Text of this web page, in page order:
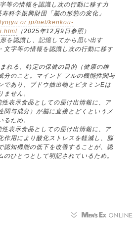
等の情報を認識し次の行動に移す力
科学振興財団「脳の形態の変化」
net/kenkou-
（2025年12月9日参照）
を認識し、記憶してから思い出す
文字等の情報を認識し次の行動に移す
れる、特定の保健の目的（健康の維
分のこと。マインド フルの機能性関与
であり、ブドウ抽出物とビタミンEは
せん。
表示食品としての届け出情報に、ア
関与成分）が脳に直接とどくというメ
るため。
表示食品としての届け出情報に、ア
作用により酸化ストレスを軽減し、脳
認知機能の低下を改善することが、認
のひとつとして明記されているため。